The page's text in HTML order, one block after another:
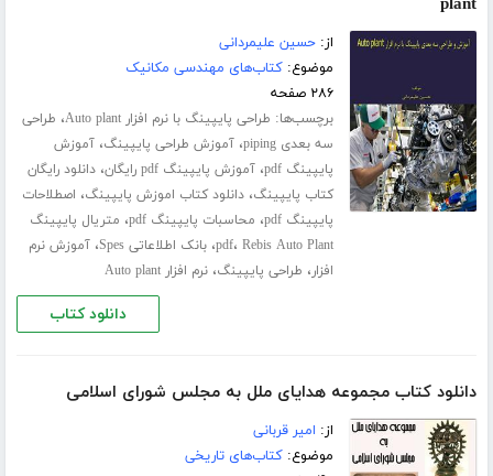
plant
از:حسین علیمردانی
موضوع:کتاب‌های مهندسی مکانیک
۲۸۶ صفحه
برچسب‌ها: طراحی پایپینگ با نرم افزار Auto plant ، طراحی
سه بعدی piping
،آموزش طراحی پایپینگ،آموزش
پایپینگ pdf
،آموزش پایپینگ pdf رایگان ،دانلود رایگان
کتاب پایپینگ،دانلود کتاب اموزش پایپینگ، اصطلاحات
پایپینگ pdf
، محاسبات پایپینگ pdf ، متریال پایپینگ
pdf، Rebis Auto Plant ،بانک اطلاعاتی Spes ،آموزش نرم
افزار، طراحی پایپینگ،نرم افزار Auto plant
دانلود کتاب
دانلود کتاب مجموعه هدایای ملل به مجلس شورای اسلامی
از: امیر قربانی
موضوع:کتاب‌های تاریخی